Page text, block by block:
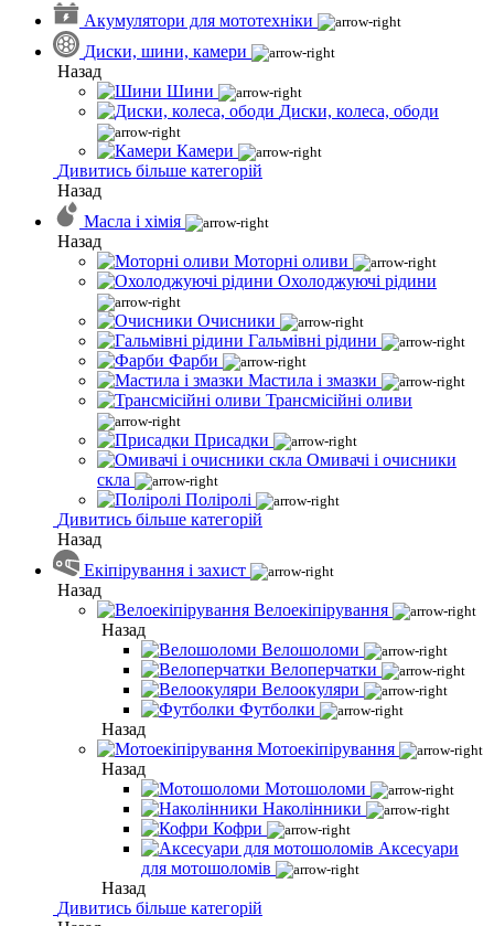
Акумулятори для мототехніки
Диски, шини, камери
Назад
Шини
Диски, колеса, ободи
Камери
Дивитись більше категорій
Назад
Масла і хімія
Назад
Моторні оливи
Охолоджуючі рідини
Очисники
Гальмівні рідини
Фарби
Мастила і змазки
Трансмісійні оливи
Присадки
Омивачі і очисники
скла
Поліролі
Дивитись більше категорій
Назад
Екіпірування і захист
Назад
Велоекіпірування
Назад
Велошоломи
Велоперчатки
Велоокуляри
Футболки
Назад
Мотоекіпірування
Назад
Мотошоломи
Наколінники
Кофри
Аксесуари
для мотошоломів
Назад
Дивитись більше категорій